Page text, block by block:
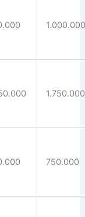
1.750.000
750.000